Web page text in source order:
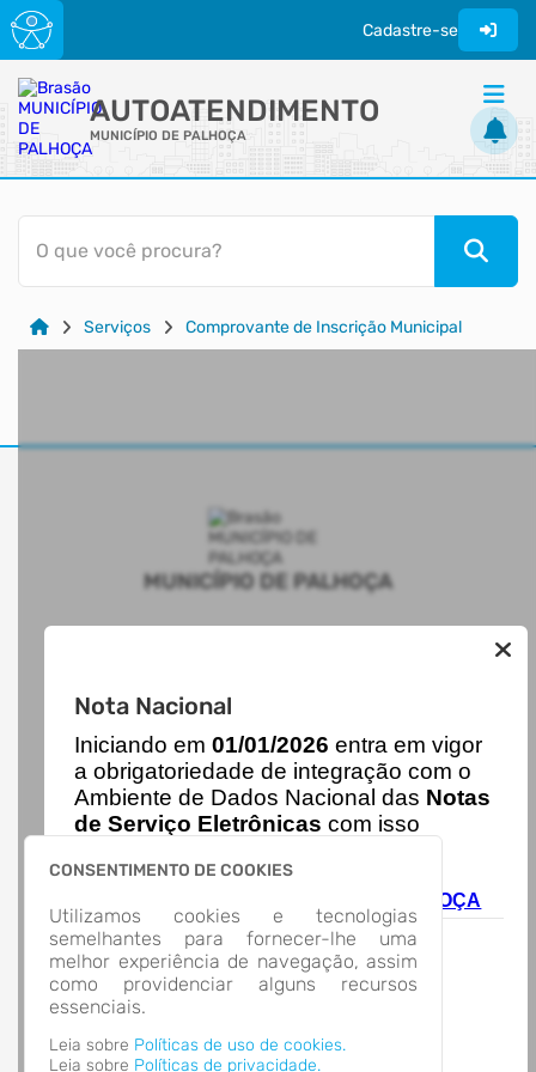
Cadastre-se
AUTOATENDIMENTO
MUNICÍPIO DE PALHOÇA
ACESSO RÁPIDO
Acessibilidade
Transparência
O que você procura?
Serviços Comprovante de Inscrição Municipal
CONSENTIMENTO DE COOKIES
Utilizamos cookies e tecnologias
semelhantes para fornecer-lhe uma
melhor experiência de navegação, assim
como providenciar alguns recursos
essenciais.
Leia sobre Políticas de uso de cookies.
Leia sobre Políticas de privacidade.
Nota Nacional
Iniciando em01/01/2026 entra em vigor
a obrigatoriedade de integração com o
Ambiente de Dados Nacional das Notas
de Serviço Eletrônicas com isso
acesse o link abaixo e saiba mais.
Autoatendimento - MUNICÍPIO DE PALHOÇA
MUNICÍPIO DE PALHOÇA
ACESSO RÁPIDO
Acesso à Informação
Cidadão
Transparência
LOCALIZAÇÃO
AVENIDA HILZA TEREZINHA PAGANI, Nº 280, PAGANI
Palhoça/
Abrir no Mapa
CONTATOS
(48) 3220-0300
atendimento@palhoca.sc.gov.br
Segunda-feira a Sexta-feira 7:00 às 13:00 - 13:00 às 19:00